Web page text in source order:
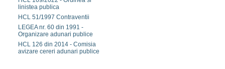
linistea publica
HCL 51/1997 Contraventii
LEGEA nr. 60 din 1991 -
Organizare adunari publice
HCL 126 din 2014 - Comisia
avizare cereri adunari publice